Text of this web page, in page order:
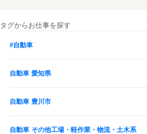
タグからお仕事を探す
#自動車
自動車 愛知県
自動車 豊川市
自動車 その他工場・軽作業・物流・土木系